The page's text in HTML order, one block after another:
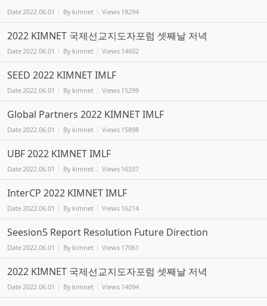
Date2022.06.01 By kimnet Views 18294
2022 KIMNET 국제선교지도자포럼 셋째날 저녁
Date2022.06.01 By kimnet Views 14602
SEED 2022 KIMNET IMLF
Date2022.06.01 By kimnet Views 15299
Global Partners 2022 KIMNET IMLF
Date2022.06.01 By kimnet Views 15898
UBF 2022 KIMNET IMLF
Date2022.06.01 By kimnet Views 16337
InterCP 2022 KIMNET IMLF
Date2022.06.01 By kimnet Views 16214
Seesion5 Report Resolution Future Direction
Date2022.06.01 By kimnet Views 17061
2022 KIMNET 국제선교지도자포럼 셋째날 저녁
Date2022.06.01 By kimnet Views 14094